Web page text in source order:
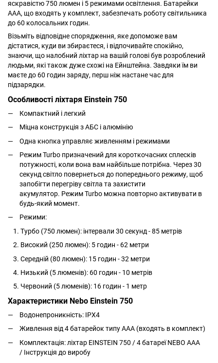
яскравістю 750 люмен і 5 режимами освітлення. Батарейки
AAA, що входять у комплект, забезпечать роботу світильника
до 60 колосальних годин.
Візьміть відповідне спорядження, яке допоможе вам
дістатися, куди ви збираєтеся, і відпочивайте спокійно,
знаючи, що налобний ліхтар на вашій голові був розроблений
людьми, які також дуже схожі на Ейнштейна. Завдяки їм ви
маєте до 60 годин заряду, перш ніж настане час для
підзарядки.
Особливості ліхтаря Einstein 750
Компактний і легкий
Міцна конструкція з АБС і алюмінію
Одна кнопка управляє живленням і режимами
Режим Turbo призначений для короткочасних сплесків
потужності, коли вона вам найбільше потрібна. Через 30
секунд світло повернеться до попереднього режиму, щоб
запобігти перегріву світла та захистити
акумулятор. Режим Turbo можна повторно активувати в
будь-який момент.
Режими:
Турбо (750 люмен): інтервали 30 секунд - 85 метрів
Високий (250 люмен): 5 годин - 62 метри
Середній (80 люмен): 15 годин - 32 метри
Низький (5 люменів): 60 годин - 10 метрів
Червоний (5 люменів): 16 годин - 1 метр
Характеристики Nebo Einstein 750
Водонепроникність: IPX4
Живлення від 4 батарейок типу ААА (входять в комплект)
Комплектація: ліхтар EINSTEIN 750 /4 батареї NEBO AAA
/ Інструкція до виробу